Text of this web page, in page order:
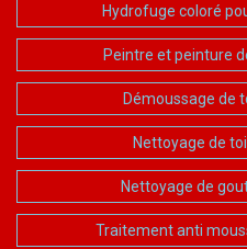
Hydrofuge coloré
Peintre et peinture
Démoussage de
Nettoyage de
Nettoyage de
Traitement anti